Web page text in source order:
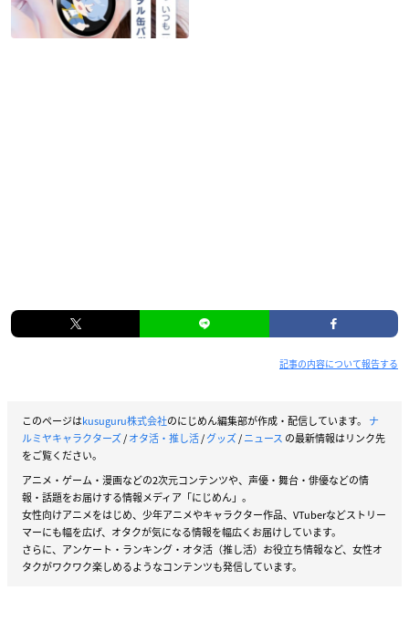
記事の内容について報告する
このページはkusuguru株式会社のにじめん編集部が作成・配信しています。 ナ
ルミヤキャラクターズ/オタ活・推し活/グッズ/ニュース の最新情報はリンク先
をご覧ください。
アニメ・ゲーム・漫画などの2次元コンテンツや、声優・舞台・俳優などの情
報・話題をお届けする情報メディア「にじめん」。
女性向けアニメをはじめ、少年アニメやキャラクター作品、VTuberなどストリー
マーにも幅を広げ、オタクが気になる情報を幅広くお届けしています。
さらに、アンケート・ランキング・オタ活（推し活）お役立ち情報など、女性オ
タクがワクワク楽しめるようなコンテンツも発信しています。